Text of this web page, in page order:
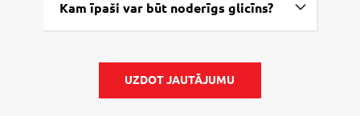
Kam īpaši var būt noderīgs glicīns?
UZDOT JAUTĀJUMU